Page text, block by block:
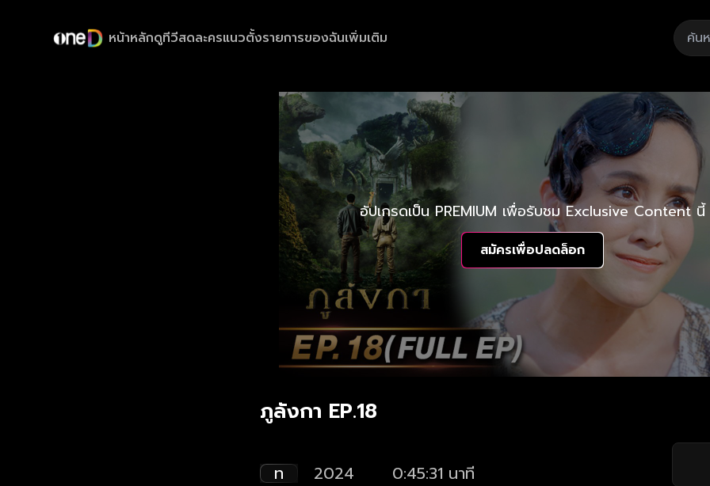
หน้าหลักดูทีวีสดละครแนวตั้งรายการของฉันเพิ่มเติม
อัปเกรดเป็น PREMIUM เพื่อรับชม Exclusive Content นี้
สมัครเพื่อปลดล็อก
ภูลังกา EP.18
ท 2024 0:45:31 นาที